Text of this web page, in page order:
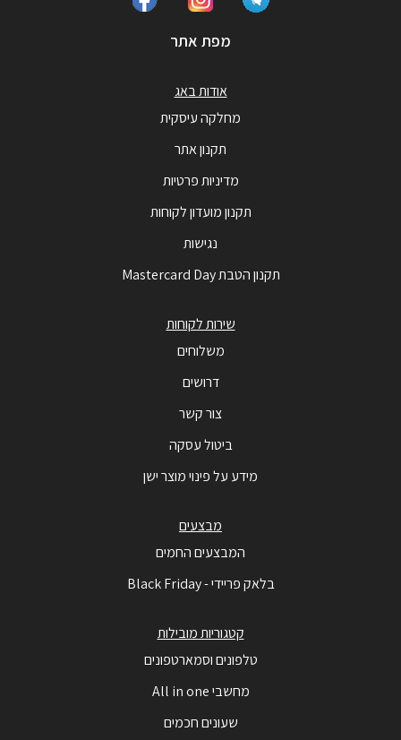
מפת אתר
אודות באג
מחלקה עיסקית
תקנון אתר
מדיניות פרטיות
תקנון מועדון לקוחות
נגישות
תקנון הטבת Mastercard Day
שירות לקוחות
משלוחים
דרושים
צור קשר
ביטול עסקה
מידע על פינוי מוצר ישן
מבצעים
המבצעים החמים
בלאק פריידי - Black Friday
קטגוריות מובילות
טלפונים וסמארטפונים
מחשבי All in one
שעונים חכמים